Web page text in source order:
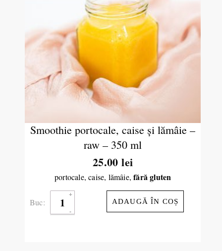
Smoothie portocale, caise şi lămâie –
raw – 350 ml
25.00lei
portocale, caise, lămâie,fără gluten
Buc: ADAUGĂ ÎN COȘ